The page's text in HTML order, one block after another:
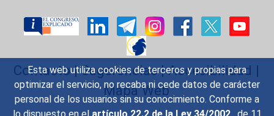
Esta web utiliza cookies de terceros y propias para
optimizar el servicio, no recaba ni cede datos de carácter
personal de los usuarios sin su conocimiento. Conforme a
Contacto|Sugerencias|Accesibilidad |
Mapa Web